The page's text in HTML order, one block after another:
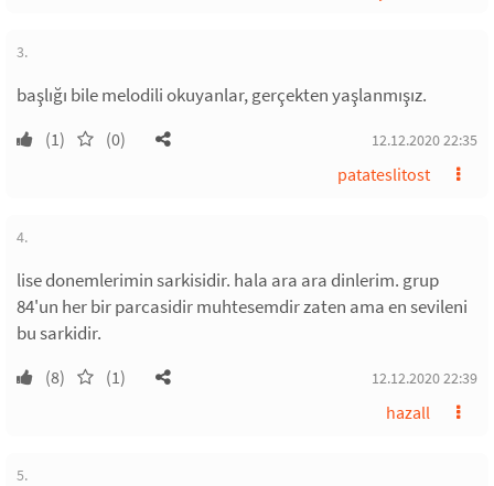
3.
başlığı bile melodili okuyanlar, gerçekten yaşlanmışız.
(1) (0) 12.12.2020 22:35
patateslitost
4.
lise donemlerimin sarkisidir. hala ara ara dinlerim. grup
84'un her bir parcasidir muhtesemdir zaten ama en sevileni
bu sarkidir.
(8) (1) 12.12.2020 22:39
hazall
5.